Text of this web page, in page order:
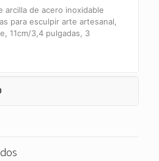
arcilla de acero inoxidable
para esculpir arte artesanal,
11cm/3,4 pulgadas, 3